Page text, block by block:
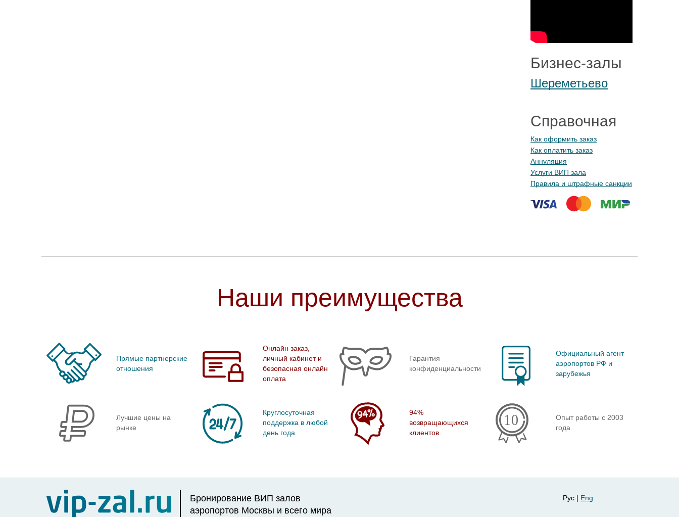
Бизнес-залы
Шереметьево
Справочная
Как оформить заказ
Как оплатить заказ
Аннуляция
Услуги ВИП зала
Правила и штрафные санкции
Наши преимущества
Прямые партнерские
отношения
Онлайн заказ,
личный кабинет и
безопасная онлайн
оплата
Гарантия
конфиденциальности
Официальный агент
аэропортов РФ и
зарубежья
Лучшие цены на
рынке
Круглосуточная
поддержка в любой
день года
94%
возвращающихся
клиентов
Опыт работы с 2003
года
Бронирование ВИП залов
аэропортов Москвы и всего мира
Рус | Eng